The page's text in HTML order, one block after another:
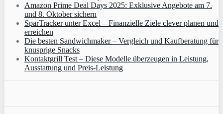
Amazon Prime Deal Days 2025: Exklusive Angebote am 7.
und 8. Oktober sichern
SparTracker unter Excel – Finanzielle Ziele clever planen und
erreichen
Die besten Sandwichmaker – Vergleich und Kaufberatung für
knusprige Snacks
Kontaktgrill Test – Diese Modelle überzeugen in Leistung,
Ausstattung und Preis-Leistung